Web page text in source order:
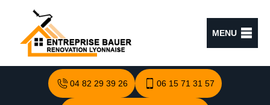
MENU
04 82 29 39 26 06 15 71 31 57